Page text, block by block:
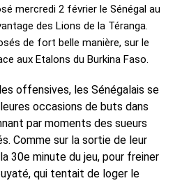
mercredi 2 février le Sénégal au
des Lions de la Téranga.
de fort belle manière, sur le
aux Etalons du Burkina Faso.
offensives, les Sénégalais se
occasions de buts dans
par moments des sueurs
Comme sur la sortie de leur
30e minute du jeu, pour freiner
qui tentait de loger le